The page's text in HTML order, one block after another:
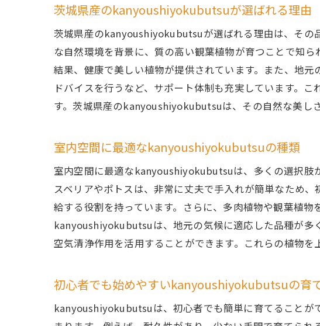
自然エネル
室内環境
茨城県の
冬も安心！
乾燥対策
冬でも元
冬の室内
視覚的な癒し
視覚的な癒
ストレス
茨城県産のkanyoushiyokubutsuが選ばれる理由
茨城県産のkanyoushiyokubutsuが選ばれる理由は、その
な自然環境を背景に、質の高い観葉植物が育つことで知
結果、健康で美しい植物が提供されています。また、地
ドバイスを行うなど、サポート体制も充実しています。
す。茨城県産のkanyoushiyokubutsuは、その自然な美し
室内空間に最適なkanyoushiyokubutsuの種類
室内空間に最適なkanyoushiyokubutsuは、多くの選択肢
スベリアやポトスは、非常に丈夫で手入れが簡単なため
給する役割を持っています。さらに、多肉植物や観葉植
kanyoushiyokubutsuは、地元の気候に適応した品種が多
空気清浄作用を活用することができます。これらの植物
初心者でも始めやすいkanyoushiyokubutsuの育
kanyoushiyokubutsuは、初心者でも簡単に育てることが